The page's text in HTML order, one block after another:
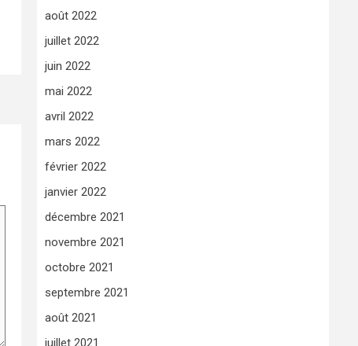
août 2022
juillet 2022
juin 2022
mai 2022
avril 2022
mars 2022
février 2022
janvier 2022
décembre 2021
novembre 2021
octobre 2021
septembre 2021
août 2021
juillet 2021